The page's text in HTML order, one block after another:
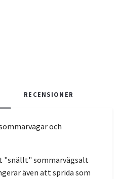
RECENSIONER
och
"snällt" sommarvägsalt
även att sprida som